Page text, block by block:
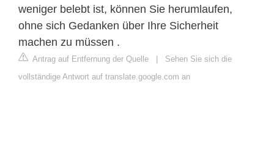
weniger belebt ist, können Sie herumlaufen,
ohne sich Gedanken über Ihre Sicherheit
machen zu müssen .
Antrag auf Entfernung der Quelle | Sehen Sie sich die
vollständige Antwort auf translate.google.com an